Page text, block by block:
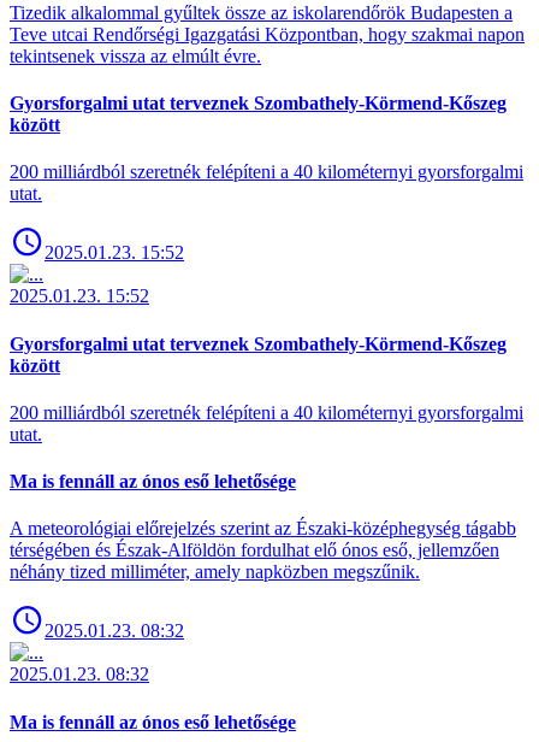
Tizedik alkalommal gyűltek össze az iskolarendőrök Budapesten a
Teve utcai Rendőrségi Igazgatási Központban, hogy szakmai napon
tekintsenek vissza az elmúlt évre.
Gyorsforgalmi utat terveznek Szombathely-Körmend-Kőszeg
között
200 milliárdból szeretnék felépíteni a 40 kilométernyi gyorsforgalmi
utat.
2025.01.23. 15:52
2025.01.23. 15:52
Gyorsforgalmi utat terveznek Szombathely-Körmend-Kőszeg
között
200 milliárdból szeretnék felépíteni a 40 kilométernyi gyorsforgalmi
utat.
Ma is fennáll az ónos eső lehetősége
A meteorológiai előrejelzés szerint az Északi-középhegység tágabb
térségében és Észak-Alföldön fordulhat elő ónos eső, jellemzően
néhány tized milliméter, amely napközben megszűnik.
2025.01.23. 08:32
2025.01.23. 08:32
Ma is fennáll az ónos eső lehetősége